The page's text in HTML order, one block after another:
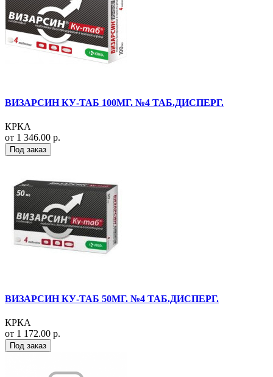
ВИЗАРСИН КУ-ТАБ 100МГ. №4 ТАБ.ДИСПЕРГ.
КРКА
от 1 346.00 р.
Под заказ
ВИЗАРСИН КУ-ТАБ 50МГ. №4 ТАБ.ДИСПЕРГ.
КРКА
от 1 172.00 р.
Под заказ